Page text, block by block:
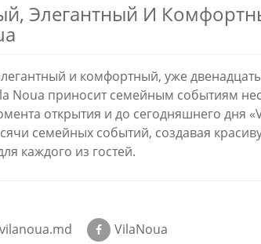
Элегантный И
и комфортный, уже
Noua приносит семейным событиям
открытия и до сегодняшнего дня
семейных событий, создавая
каждого из гостей.
VilaNoua